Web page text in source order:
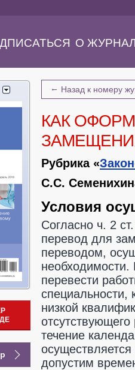
О
← Назад к номеру
КАК
Рубрика «
С.С.
Условия
Согласно ч. 2
перевод для
переводом,
перевести
специальности,
низкой
течение
осуществляется
допустим